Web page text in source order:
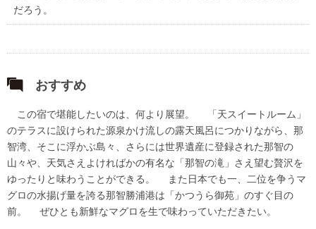
だろう。
おすすめ
この宿で堪能したいのは、何より展望。 「天スイートルーム」
のテラスに設けられた源泉かけ流しの露天風呂につかりながら、那
智湾、そこに浮かぶ島々、さらには世界遺産に登録された那智の
山々や、天気さえよければかの有名な「那智の滝」さえ望む贅沢を
ゆったりと味わうことができる。 また日本でも一、二位を争うマ
グロの水揚げ量を誇る那智勝浦港は「かつうら御苑」のすぐ目の
前。 ぜひとも新鮮なマグロを生で味わっていただきたい。